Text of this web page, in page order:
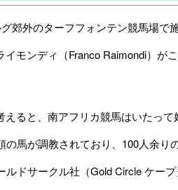
郊外のターフフォンテン競馬場で
モンディ（Franco Raimondi）が
ると、南アフリカ競馬はいたっ
馬が調教されており、100人余
ドサークル社（Gold Circle ケー